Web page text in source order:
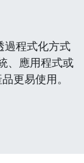
過程式化方式
、應用程式或
更易使用。